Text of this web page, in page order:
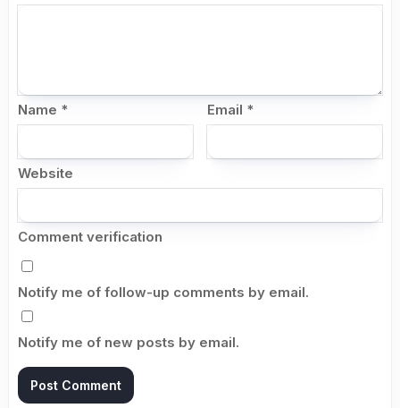
Name * Email *
Website
Comment verification
Notify me of follow-up comments by email.
Notify me of new posts by email.